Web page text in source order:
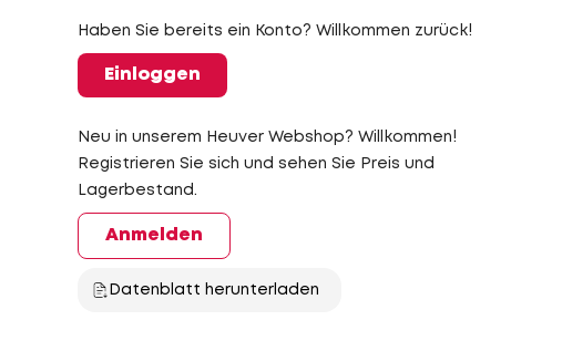
Haben Sie bereits ein Konto? Willkommen zurück!
Einloggen
Neu in unserem Heuver Webshop? Willkommen!
Registrieren Sie sich und sehen Sie Preis und
Lagerbestand.
Anmelden
Datenblatt herunterladen